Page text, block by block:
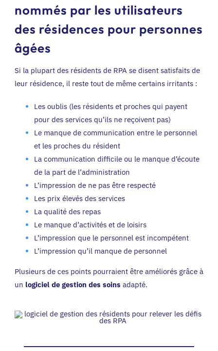
nommés par les utilisateurs
des résidences pour personnes
âgées
Si la plupart des résidents de RPA se disent satisfaits de
leur résidence, il reste tout de même certains irritants :
Les oublis (les résidents et proches qui payent
pour des services qu’ils ne reçoivent pas)
Le manque de communication entre le personnel
et les proches du résident
La communication difficile ou le manque d’écoute
de la part de l’administration
L’impression de ne pas être respecté
Les prix élevés des services
La qualité des repas
Le manque d’activités et de loisirs
L’impression que le personnel est incompétent
L’impression qu’il manque de personnel
Plusieurs de ces points pourraient être améliorés grâce à
un logiciel de gestion des soins adapté.